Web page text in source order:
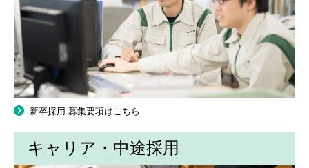
新卒採用 募集要項はこちら
キャリア・中途採用